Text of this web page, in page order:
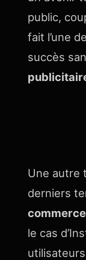
public,
fait l’une
succès
Une autre
derniers
commerce
le cas